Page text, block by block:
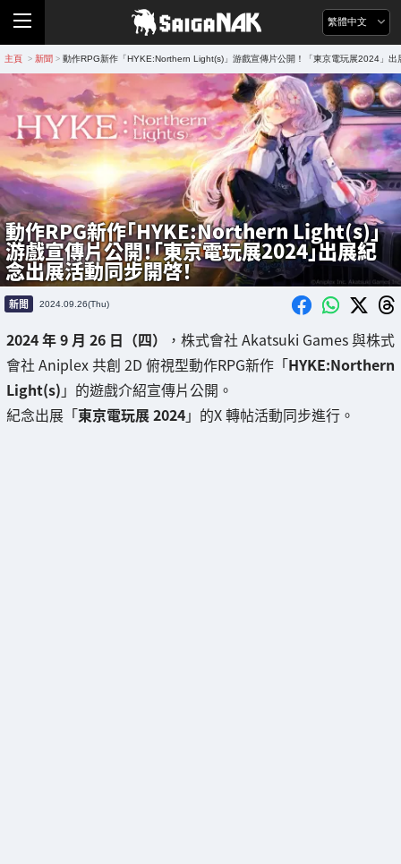
繁體中文
主頁 > 新聞 > 動作RPG新作「HYKE:Northern Light(s)」游戲宣傳片公開！「東京電玩展2024」出
動作RPG新作「HYKE:Northern Light(s)」
游戲宣傳片公開！「東京電玩展2024」出展紀
念出展活動同步開啓！
新聞 2024.09.26(Thu)
2024 年 9 月 26 日（四）
，株式會社 Akatsuki Games 與株式
會社 Aniplex 共創 2D 俯視型動作RPG新作「HYKE:Northern
Light(s) 」的遊戲介紹宣傳片公開。
紀念出展「東京電玩展 2024」的X 轉帖活動同步進行。